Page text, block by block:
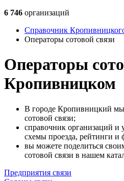
6 746 организаций
Справочник
Операторы сотовой связи
Операторы
Кропивницком
В городе Кропивницкий
сотовой связи;
справочник организаций и
схемы проезда, рейтинги и
вы можете поделиться
сотовой связи в нашем
Предприятия связи